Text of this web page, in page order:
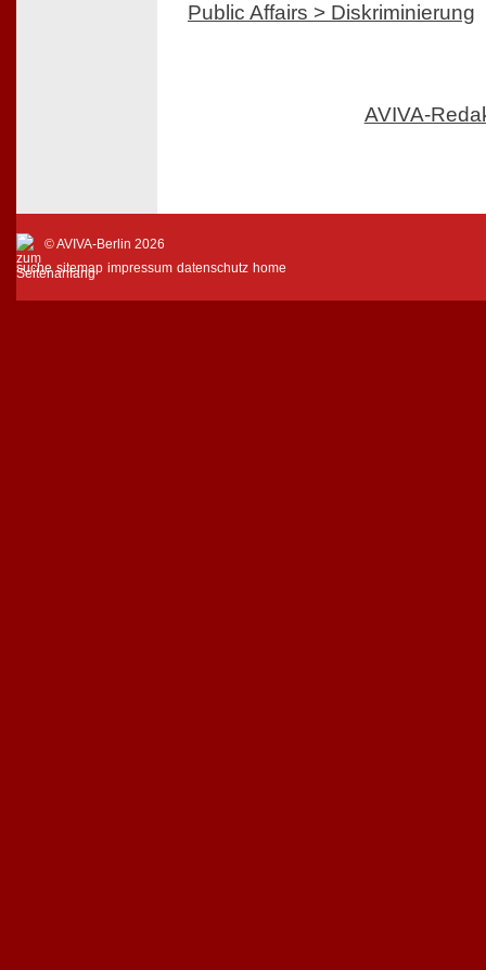
Public Affairs > Diskriminierung
AVIVA-
© AVIVA-Berlin 2026
suche sitemap impressum datenschutz home